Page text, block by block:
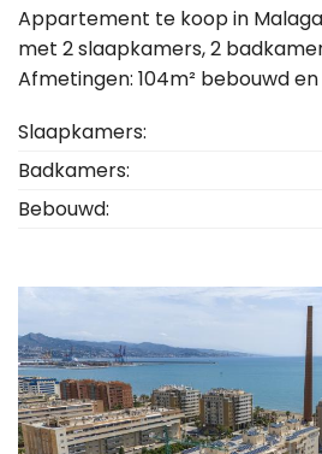
Appartement te koop in
met 2 slaapkamers, 2
Afmetingen: 104m² bebouwd en
Slaapkamers:
Badkamers:
Bebouwd: